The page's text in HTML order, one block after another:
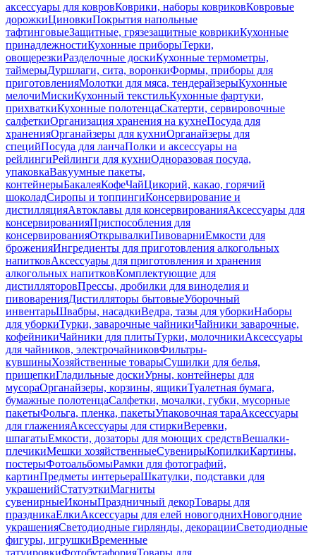
аксессуары для ковровКоврики, наборы ковриковКовровые
дорожкиЦиновкиПокрытия напольные
тафтинговыеЗащитные, грязезащитные коврикиКухонные
принадлежностиКухонные приборыТерки,
овощерезкиРазделочные доскиКухонные термометры,
таймерыДуршлаги, сита, воронкиФормы, приборы для
приготовленияМолотки для мяса, тендерайзерыКухонные
мелочиМискиКухонный текстильКухонные фартуки,
прихваткиКухонные полотенцаСкатерти, сервировочные
салфеткиОрганизация хранения на кухнеПосуда для
храненияОрганайзеры для кухниОрганайзеры для
специйПосуда для ланчаПолки и аксессуары на
рейлингиРейлинги для кухниОдноразовая посуда,
упаковкаВакуумные пакеты,
контейнерыБакалеяКофеЧайЦикорий, какао, горячий
шоколадСиропы и топпингиКонсервирование и
дистилляцияАвтоклавы для консервированияАксессуары для
консервированияПриспособления для
консервированияОткрывалкиПивоварниЕмкости для
броженияИнгредиенты для приготовления алкогольных
напитковАксессуары для приготовления и хранения
алкогольных напитковКомплектующие для
дистилляторовПрессы, дробилки для виноделия и
пивоваренияДистилляторы бытовыеУборочный
инвентарьШвабры, насадкиВедра, тазы для уборкиНаборы
для уборкиТурки, заварочные чайникиЧайники заварочные,
кофейникиЧайники для плитыТурки, молочникиАксессуары
для чайников, электрочайниковФильтры-
кувшиныХозяйственные товарыСушилки для белья,
прищепкиГладильные доскиУрны, контейнеры для
мусораОрганайзеры, корзины, ящикиТуалетная бумага,
бумажные полотенцаСалфетки, мочалки, губки, мусорные
пакетыФольга, пленка, пакетыУпаковочная тараАксессуары
для глаженияАксессуары для стиркиВеревки,
шпагатыЕмкости, дозаторы для моющих средствВешалки-
плечикиМешки хозяйственныеСувенирыКопилкиКартины,
постерыФотоальбомыРамки для фотографий,
картинПредметы интерьераШкатулки, подставки для
украшенийСтатуэткиМагниты
сувенирныеИконыПраздничный декорТовары для
праздникаЕлкиАксессуары для елей новогоднихНовогодние
украшенияСветодиодные гирлянды, декорацииСветодиодные
фигуры, игрушкиВременные
татуировкиФотобутафорияТовары для